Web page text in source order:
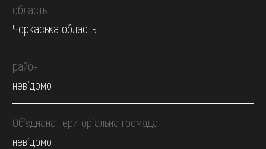
область
Черкаська область
район
невідомо
Об’єднана територіальна громада
невідомо